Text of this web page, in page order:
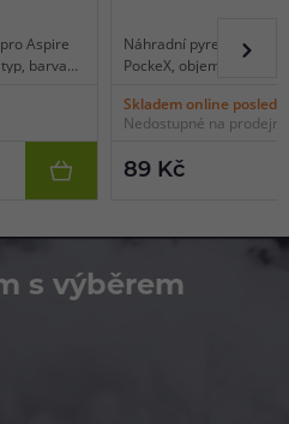
Aspire
barva
Náhradní pyrexové/
PockeX, objem 2 ml,
Skladem online
Nedostupné na
89 Kč
s výběrem